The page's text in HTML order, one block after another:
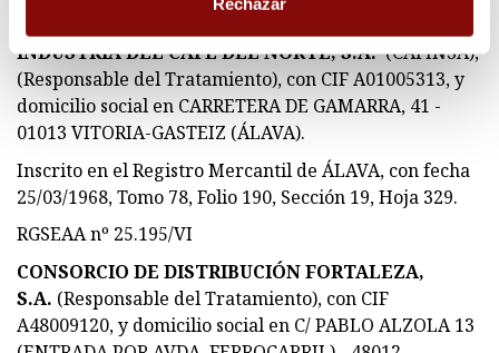
INDUSTRIA DEL CAFÉ DEL NORTE, S.A.(CAFINSA),
(Responsable del Tratamiento), con CIF A01005313, y
domicilio social en CARRETERA DE GAMARRA, 41 -
01013 VITORIA-GASTEIZ (ÁLAVA).
Inscrito en el Registro Mercantil de ÁLAVA, con fecha
25/03/1968, Tomo 78, Folio 190, Sección 19, Hoja 329.
RGSEAA nº 25.195/VI
CONSORCIO DE DISTRIBUCIÓN FORTALEZA,
S.A. (Responsable del Tratamiento), con CIF
A48009120, y domicilio social en C/ PABLO ALZOLA 13